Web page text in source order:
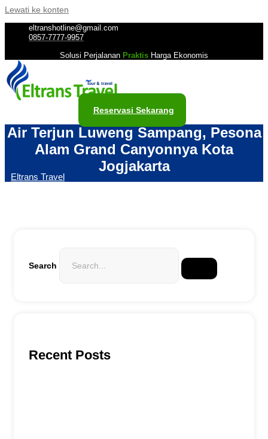
Lewati ke konten
eltranshotline@gmail.com
0857-7777-9957
Solusi Perjalanan Praktis Harga Ekonomis
Reservasi Sekarang
Air Terjun Luweng Sampang, Pesona
Alam Grand Canyonnya Kota
Jogjakarta
Eltrans Travel
Search
Recent Posts